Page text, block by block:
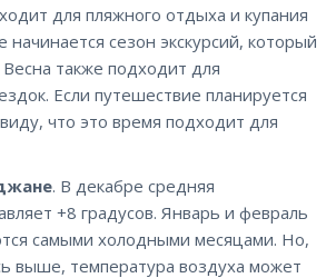
для пляжного отдыха и купания
начинается сезон экскурсий, который
также подходит для
Если путешествие планируется
что это время подходит для
. В декабре средняя
+8 градусов. Январь и февраль
самыми холодными месяцами. Но,
выше, температура воздуха может